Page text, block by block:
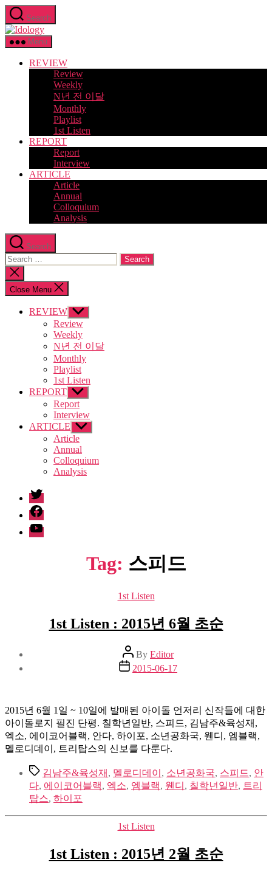
Skip
to
the
content
Search
Idology
Menu
REVIEW
Review
Weekly
N년 전 이달
Monthly
Playlist
1st Listen
REPORT
Report
Interview
ARTICLE
Article
Annual
Colloquium
Analysis
Search
Search
for:
Close
search
Close Menu
REVIEW Show
sub
menu
Review
Weekly
N년 전 이달
Monthly
Playlist
1st Listen
REPORT Show
sub
menu
Report
Interview
ARTICLE Show
sub
menu
Article
Annual
Colloquium
Analysis
twitter
facebook
Youtube
Tag: 스피드
Categories
1st Listen
1st Listen : 2015년 6월 초순
Post
author
By Editor
Post
date
2015-06-17
2015년 6월 1일 ~ 10일에 발매된 아이돌 언저리 신작들에 대한
아이돌로지 필진 단평. 칠학년일반, 스피드, 김남주&육성재,
엑소, 에이코어블랙, 안다, 하이포, 소년공화국, 웬디, 엠블랙,
멜로디데이, 트리탑스의 신보를 다룬다.
Tags김남주&육성재 , 멜로디데이 , 소년공화국, 스피드, 안
다, 에이코어블랙, 엑소, 엠블랙, 웬디 , 칠학년일반, 트리
탑스, 하이포
Categories
1st Listen
1st Listen : 2015년 2월 초순